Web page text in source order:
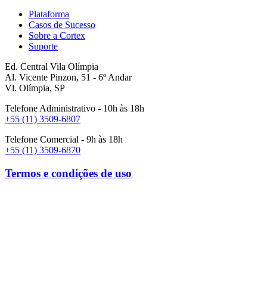
Plataforma
Casos de Sucesso
Sobre a Cortex
Suporte
Ed. Central Vila Olímpia
Al. Vicente Pinzon, 51 - 6º Andar
Vl. Olímpia, SP
Telefone Administrativo - 10h às 18h
+55 (11) 3509-6807
Telefone Comercial - 9h às 18h
+55 (11) 3509-6870
Termos e condições de uso